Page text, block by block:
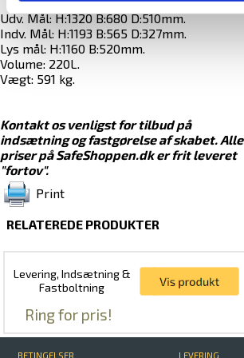
Udv. Mål: H:1320 B:680 D:510mm.
Indv. Mål: H:1193 B:565 D:327mm.
Lys mål: H:1160 B:520mm.
Volume: 220L.
Vægt: 591 kg.
Kontakt os venligst for tilbud på
indsætning og fastgørelse af skabet.Alle
priser på SafeShoppen.dk er frit leveret
"fortov".
Print
RELATEREDE PRODUKTER
Levering, Indsætning &
Fastboltning
Ring for pris!
BETINGELSER LEVERING